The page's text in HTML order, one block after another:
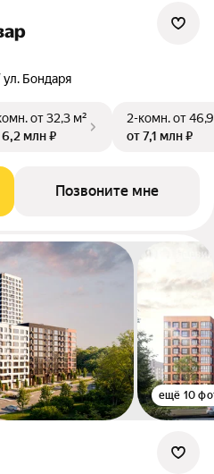
Бондаря
от 32,3 м²
6,2 млн ₽
2-комн.от
от 7,1 млн ₽
Позвоните мне
ещё 10